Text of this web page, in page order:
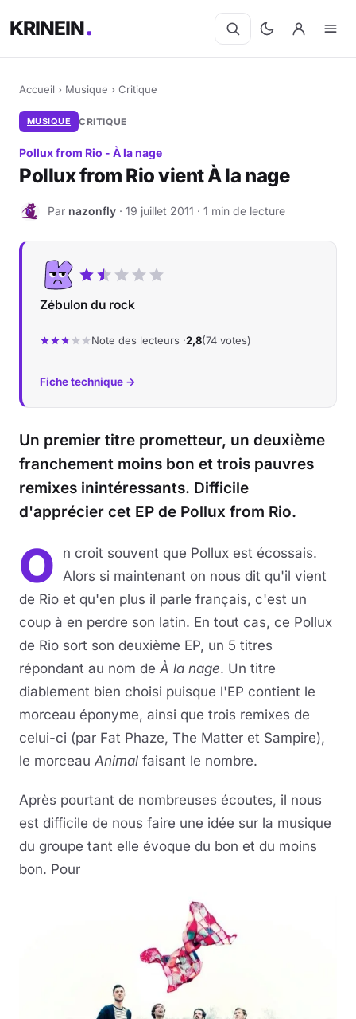
KRINEIN
Accueil › Musique › Critique
MUSIQUE CRITIQUE
Pollux from Rio - À la nage
Pollux from Rio vient À la nage
N Par nazonfly · 19 juillet 2011 · 1 min de lecture
Zébulon du rock
Note des lecteurs ·2,8(74 votes)
Fiche technique →
Un premier titre prometteur, un deuxième
franchement moins bon et trois pauvres
remixes inintéressants. Difficile
d'apprécier cet EP de Pollux from Rio.
O
n croit souvent que Pollux est écossais.
Alors si maintenant on nous dit qu'il vient
de Rio et qu'en plus il parle français, c'est un
coup à en perdre son latin. En tout cas, ce Pollux
de Rio sort son deuxième EP, un 5 titres
répondant au nom de À la nage. Un titre
diablement bien choisi puisque l'EP contient le
morceau éponyme, ainsi que trois remixes de
celui-ci (par Fat Phaze, The Matter et Sampire),
le morceau Animal faisant le nombre.
Après pourtant de nombreuses écoutes, il nous
est difficile de nous faire une idée sur la musique
du groupe tant elle évoque du bon et du moins
bon. Pour